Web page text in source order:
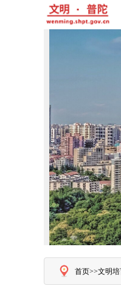
首页>>文明培